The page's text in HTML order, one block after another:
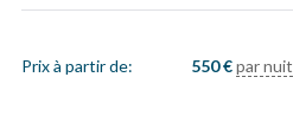
Prix à partir de: 550€ par nuit